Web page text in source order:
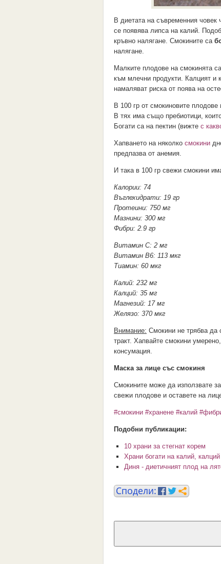
В диетата на съвременния човек
се появява липса на калий.
кръвно налягане. Смокините са
налягане.
Малките плодове на смокинята
към млечни продукти. Калцият и
намаляват риска от поява на
В 100 гр от смокиновите
В тях има също пребиотици,
Богати са на пектин (вижте с
Хапването на няколко смокини
предпазва от анемия.
И така в 100 гр свежи смокини
Калории: 74
Въглехидрати: 19 гр
Протеини: 750 мг
Мазнини: 300 мг
Фибри: 2.9 гр
Витамин С: 2 мг
Витамин В6: 113 мкг
Тиамин: 60 мкг
Калий: 232 мг
Калций: 35 мг
Магнезий: 17 мг
Желязо: 370 мкг
Внимание: Смокини не трябва да
тракт. Хапвайте смокини
консумация.
Маска за лице със смокиня
Смокините може да използвате
свежи плодове и оставете на
#смокини #хранене #калий
Подобни публикации:
10 храни за стегнат корем
Храни богати на калий,
Диня - диетичният плод на